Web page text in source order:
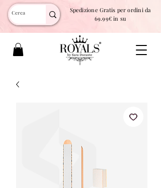
Spedizione Gratis per ordini da
69.99€ in su